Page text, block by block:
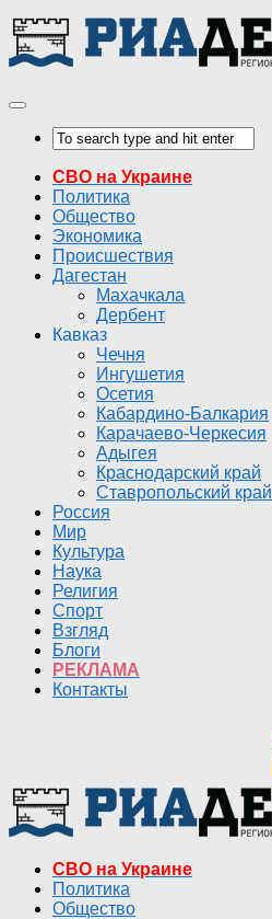
СВО на Украине
Политика
Общество
Экономика
Происшествия
Дагестан
Махачкала
Дербент
Кавказ
Чечня
Ингушетия
Осетия
Кабардино-Балкария
Карачаево-Черкесия
Адыгея
Краснодарский край
Ставропольский край
Россия
Мир
Культура
Наука
Религия
Спорт
Взгляд
Блоги
РЕКЛАМА
Контакты
СВО на Украине
Политика
Общество